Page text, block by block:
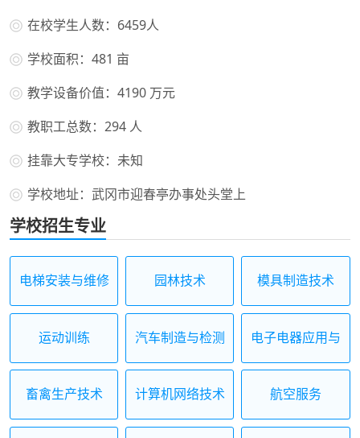
在校学生人数：6459人
学校面积：481 亩
教学设备价值：4190 万元
教职工总数：294 人
挂靠大专学校：未知
学校地址：武冈市迎春亭办事处头堂上
学校招生专业
电梯安装与维修
园林技术 模具制造技术
运动训练 汽车制造与检测
电子电器应用与
畜禽生产技术 计算机网络技术 航空服务